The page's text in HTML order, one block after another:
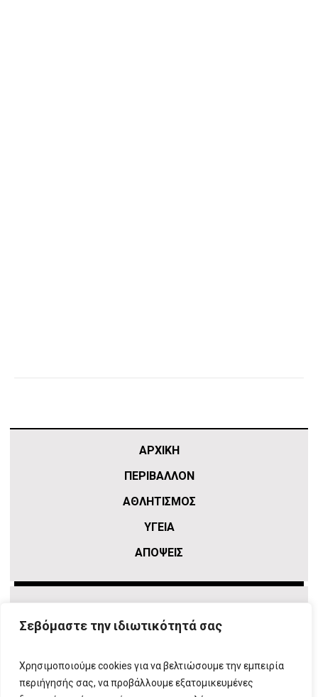
Σεβόμαστε την ιδιωτικότητά σας
Χρησιμοποιούμε cookies για να βελτιώσουμε την εμπειρία
περιήγησής σας, να προβάλλουμε εξατομικευμένες
ΑΡΧΙΚΗ
ΠΕΡΙΒΑΛΛΟΝ
ΑΘΛΗΤΙΣΜΌΣ
ΥΓΕΙΑ
ΑΠΟΨΕΙΣ